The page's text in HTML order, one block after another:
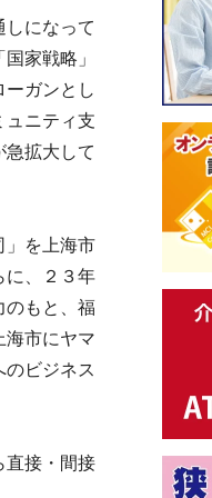
になって
家戦略」
ガンとし
ュニティ支
拡大して
」を上海市
に、２３年
のもと、福
海市にヤマ
のビジネス
直接・間接